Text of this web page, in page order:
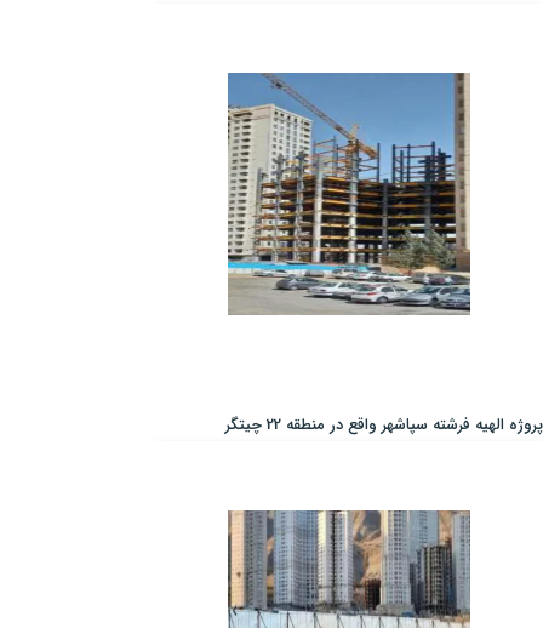
پروژه الهیه فرشته سپاشهر واقع در منطقه 22 چیتگر